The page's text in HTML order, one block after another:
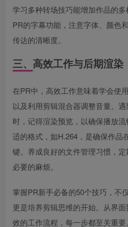
学习多种转场技巧能增加作品的
PR的字幕功能，注意字体、颜色
传达的清晰度。
三、高效工作与后期渲染
在PR中，高效工作意味着学会使
以及利用剪辑混合器调整音量。
时，记得渲染预览，以确保播放
适的格式，如H.264，是确保作品
键。养成良好的文件管理习惯，
必要的麻烦。
掌握PR新手必备的50个技巧，不
更是培养剪辑思维的开始。从界
效的工作流程，每一步都至关重